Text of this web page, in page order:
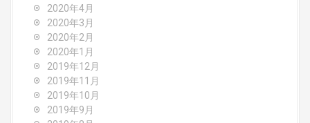
2020年4月
2020年3月
2020年2月
2020年1月
2019年12月
2019年11月
2019年10月
2019年9月